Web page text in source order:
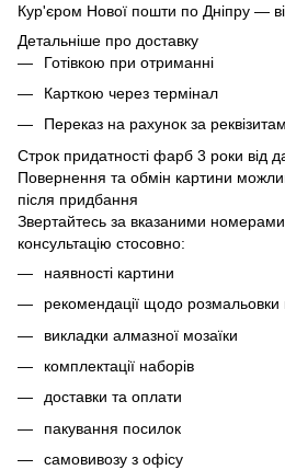
Кур'єром Нової пошти по Дніпру —
Детальніше про доставку
Готівкою при отриманні
Карткою через термінал
Переказ на рахунок за
Строк придатності фарб 3 роки від
Повернення та обмін картини
після придбання
Звертайтесь за вказаними
консультацію стосовно:
наявності картини
рекомендації щодо
викладки алмазної мозаїки
комплектації наборів
доставки та оплати
пакування посилок
самовивозу з офісу